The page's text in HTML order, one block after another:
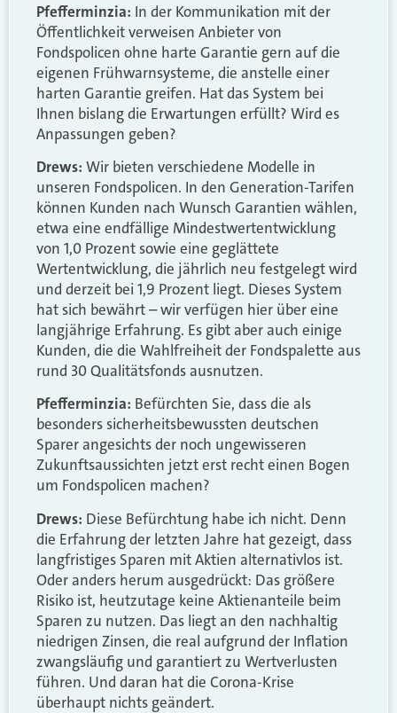
Pfefferminzia: In der Kommunikation mit der
Öffentlichkeit verweisen Anbieter von
Fondspolicen ohne harte Garantie gern auf die
eigenen Frühwarnsysteme, die anstelle einer
harten Garantie greifen. Hat das System bei
Ihnen bislang die Erwartungen erfüllt? Wird es
Anpassungen geben?
Drews: Wir bieten verschiedene Modelle in
unseren Fondspolicen. In den Generation-Tarifen
können Kunden nach Wunsch Garantien wählen,
etwa eine endfällige Mindestwertentwicklung
von 1,0 Prozent sowie eine geglättete
Wertentwicklung, die jährlich neu festgelegt wird
und derzeit bei 1,9 Prozent liegt. Dieses System
hat sich bewährt – wir verfügen hier über eine
langjährige Erfahrung. Es gibt aber auch einige
Kunden, die die Wahlfreiheit der Fondspalette aus
rund 30 Qualitätsfonds ausnutzen.
Pfefferminzia: Befürchten Sie, dass die als
besonders sicherheitsbewussten deutschen
Sparer angesichts der noch ungewisseren
Zukunftsaussichten jetzt erst recht einen Bogen
um Fondspolicen machen?
Drews: Diese Befürchtung habe ich nicht. Denn
die Erfahrung der letzten Jahre hat gezeigt, dass
langfristiges Sparen mit Aktien alternativlos ist.
Oder anders herum ausgedrückt: Das größere
Risiko ist, heutzutage keine Aktienanteile beim
Sparen zu nutzen. Das liegt an den nachhaltig
niedrigen Zinsen, die real aufgrund der Inflation
zwangsläufig und garantiert zu Wertverlusten
führen. Und daran hat die Corona-Krise
überhaupt nichts geändert.